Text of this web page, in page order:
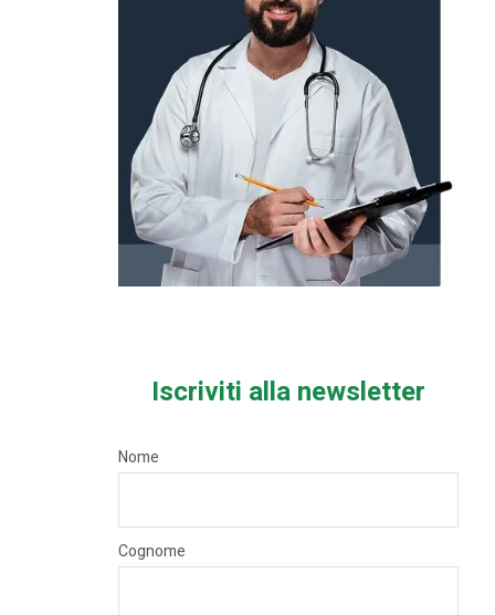
Iscriviti alla newsletter
Nome
Cognome